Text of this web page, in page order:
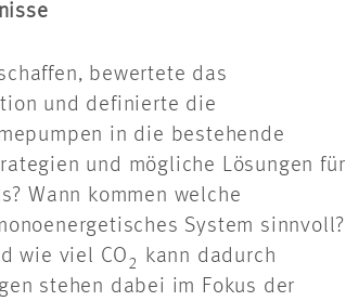
bewertete das
und definierte die
in die bestehende
und mögliche Lösungen für
Wann kommen welche
System sinnvoll?
wie viel CO 2
kann dadurch
stehen dabei im Fokus der